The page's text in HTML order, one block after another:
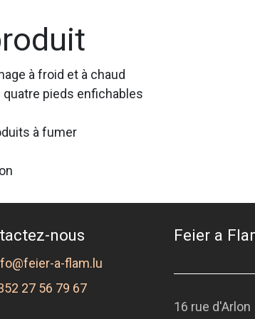
à froid et à chaud
quatre pieds enfichables
à fumer
nous
a-flam.lu
27 56 79 67
Feier a
16 rue d'Arlon